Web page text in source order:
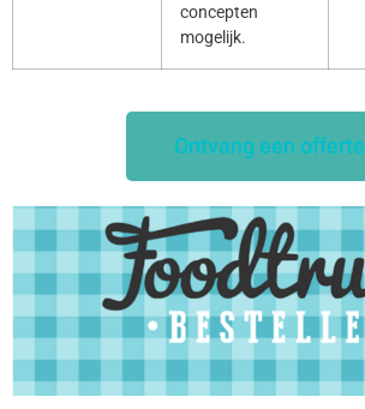
concepten
mogelijk.
Ontvang een offerte